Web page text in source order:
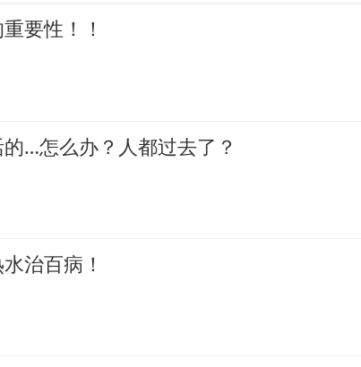
要性！！
…怎么办？人都过去了？
治百病！